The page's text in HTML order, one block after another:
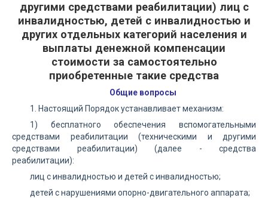
другими средствами реабилитации) лиц с
инвалидностью, детей с инвалидностью и
других отдельных категорий населения и
выплаты денежной компенсации
стоимости за самостоятельно
приобретенные такие средства
Общие вопросы
1. Настоящий Порядок устанавливает механизм:
1) бесплатного обеспечения вспомогательными
средствами реабилитации (техническими и другими
средствами реабилитации) (далее - средства
реабилитации):
лиц с инвалидностью и детей с инвалидностью;
детей с нарушениями опорно-двигательного аппарата;